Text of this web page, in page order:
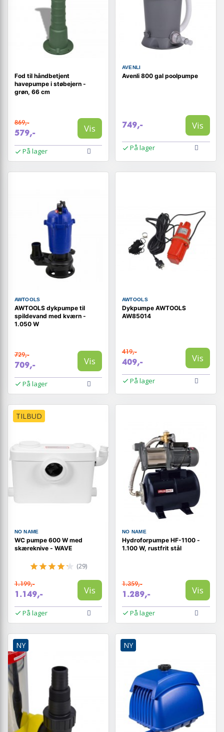
Fod til håndbetjent
havepumpe i støbejern -
grøn, 66 cm
869,-
579,- Vis
På lager
AVENLI
Avenli 800 gal poolpumpe
749,- Vis
På lager
AWTOOLS
AWTOOLS dykpumpe til
spildevand med kværn -
1.050 W
729,-
709,- Vis
På lager
AWTOOLS
Dykpumpe AWTOOLS
AW85014
419,-
409,- Vis
På lager
TILBUD
NO NAME
WC pumpe 600 W med
skæreknive - WAVE
(29)
1.199,-
1.149,- Vis
På lager
NO NAME
Hydroforpumpe HF-1100 -
1.100 W, rustfrit stål
1.359,-
1.289,- Vis
På lager
NY NY